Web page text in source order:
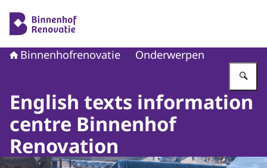
Binnenhofrenovatie Onderwerpen
English texts information
centre Binnenhof
Renovation